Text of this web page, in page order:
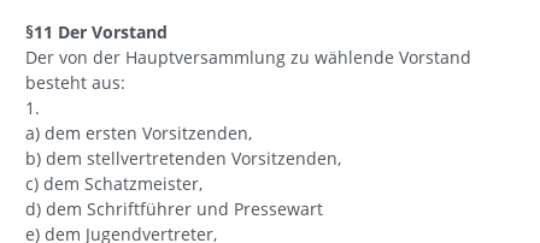
§11 Der Vorstand
Der von der Hauptversammlung zu wählende Vorstand
besteht aus:
1.
a) dem ersten Vorsitzenden,
b) dem stellvertretenden Vorsitzenden,
c) dem Schatzmeister,
d) dem Schriftführer und Pressewart
e) dem Jugendvertreter,